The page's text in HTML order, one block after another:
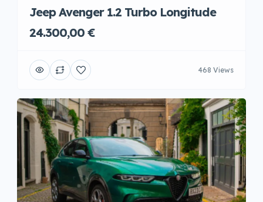
Jeep Avenger 1.2 Turbo Longitude
24.300,00 €
468 Views